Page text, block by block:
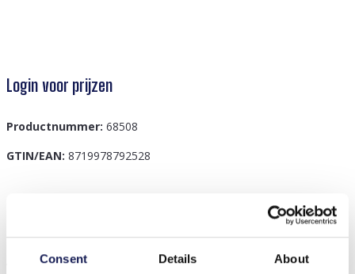
Consent Details About
Login voor prijzen
Productnummer: 68508
GTIN/EAN: 8719978792528
verbluffend accessoire dat moeiteloos stijl en